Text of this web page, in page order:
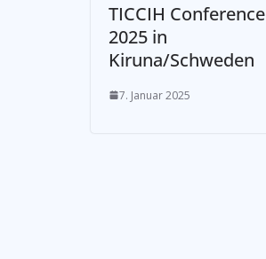
TICCIH Conference
2025 in
Kiruna/Schweden
7. Januar 2025